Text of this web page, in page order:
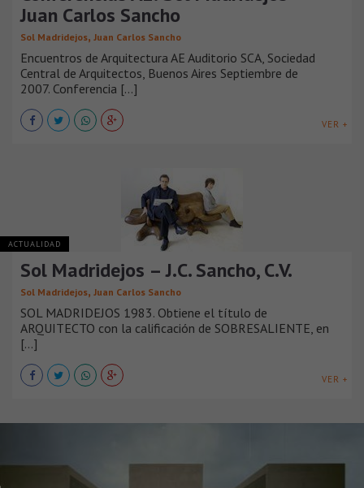
Juan Carlos Sancho
Sol Madridejos, Juan Carlos Sancho
Encuentros de Arquitectura AE Auditorio SCA, Sociedad
Central de Arquitectos, Buenos Aires Septiembre de
2007. Conferencia [...]
VER +
ACTUALIDAD
Sol Madridejos – J.C. Sancho, C.V.
Sol Madridejos, Juan Carlos Sancho
SOL MADRIDEJOS 1983. Obtiene el título de
ARQUITECTO con la calificación de SOBRESALIENTE, en
[...]
VER +